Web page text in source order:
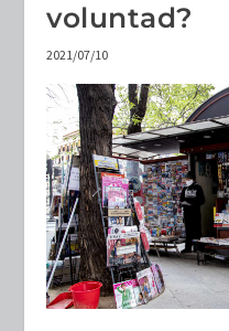
voluntad?
2021/07/10